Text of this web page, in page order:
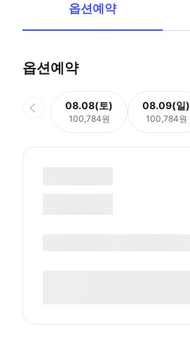
옵션예약
옵션예약
08.08(토)
100,784원
08.09(일)
100,784원